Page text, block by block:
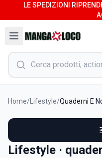
LE SPEDIZIONI
Home/ Lifestyle/Quaderni E
Lifestyle ·